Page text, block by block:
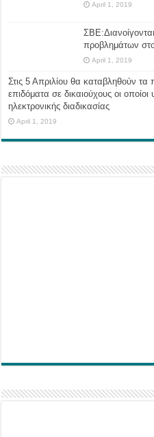
April 1, 2019
προβλημάτων
April 1, 2019
Στις 5 Απριλίου θα καταβληθούν
επιδόματα σε δικαιούχους οι
ηλεκτρονικής διαδικασίας
April 1, 2019